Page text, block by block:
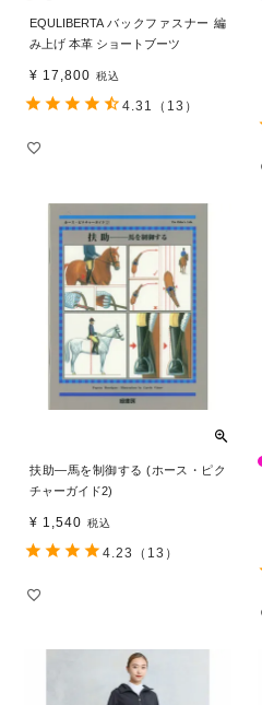
EQULIBERTA バックファスナー 編
み上げ 本革 ショートブーツ
¥ 17,800 税込
4.31 （13）
扶助―馬を制御する (ホース・ピク
チャーガイド2)
¥ 1,540 税込
4.23 （13）